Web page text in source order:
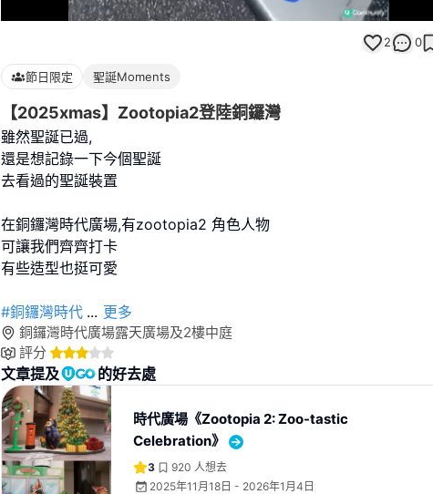
Loaded:
100.00%
2 0
節日限定 聖誕Moments
【2025xmas】Zootopia2登陸銅鑼灣
雖然聖誕已過,
還是想記錄一下今個聖誕
去看過的聖誕裝置
在銅鑼灣時代廣場,有zootopia2 角色人物
可讓我們齊齊打卡
有些造型也挺可愛
#銅鑼灣時代 ... 更多
銅鑼灣時代廣場露天廣場及2樓中庭
評分
文章提及 的好去處
時代廣場《Zootopia 2: Zoo-tastic
Celebration》
3 920 人想去
2025年11月18日 - 2026年1月4日